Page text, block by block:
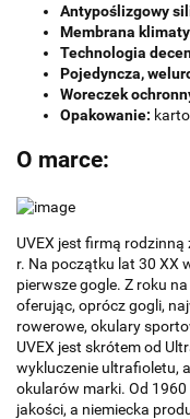
Antypoślizgowy
Membrana
Technologia
Pojedyncza,
Woreczek
Opakowanie:
O marce:
UVEX jest firmą rodzinną
r. Na początku lat 30 XX
pierwsze gogle. Z roku
oferując, oprócz gogli,
rowerowe, okulary
UVEX jest skrótem od
wykluczenie ultrafioletu,
okularów marki. Od
jakości, a niemiecka